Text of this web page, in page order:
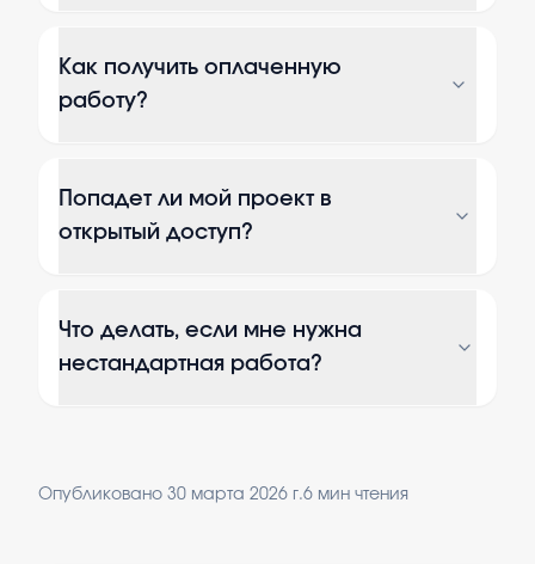
Как получить оплаченную
работу?
Попадет ли мой проект в
открытый доступ?
Что делать, если мне нужна
нестандартная работа?
Опубликовано 30 марта 2026 г.6 мин чтения